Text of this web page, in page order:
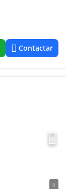
Contactar
0